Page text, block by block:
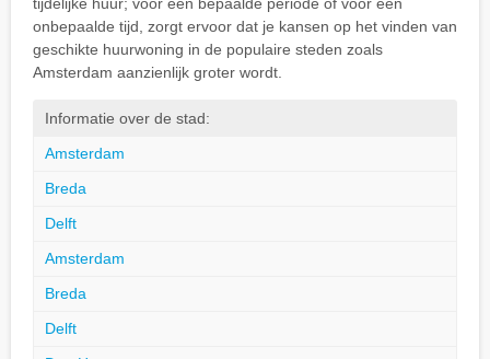
onbepaalde tijd, zorgt ervoor dat je kansen op het vinden van
geschikte huurwoning in de populaire steden zoals
Amsterdam aanzienlijk groter wordt.
Informatie over de stad:
Amsterdam
Breda
Delft
Amsterdam
Breda
Delft